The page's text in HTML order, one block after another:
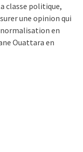
classe politique,
une opinion qui
en
Ouattara en